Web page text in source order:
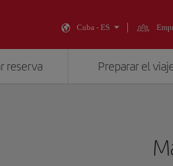
Cuba - ES
reserva Preparar el